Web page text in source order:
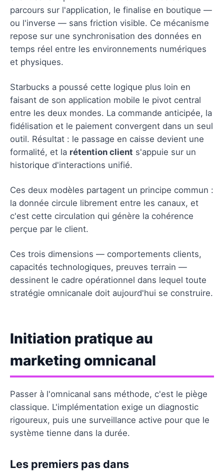
parcours sur l'application, le finalise en boutique —
ou l'inverse — sans friction visible. Ce mécanisme
repose sur une synchronisation des données en
temps réel entre les environnements numériques
et physiques.
Starbucks a poussé cette logique plus loin en
faisant de son application mobile le pivot central
entre les deux mondes. La commande anticipée, la
fidélisation et le paiement convergent dans un seul
outil. Résultat : le passage en caisse devient une
formalité, et la rétention client s'appuie sur un
historique d'interactions unifié.
Ces deux modèles partagent un principe commun :
la donnée circule librement entre les canaux, et
c'est cette circulation qui génère la cohérence
perçue par le client.
Ces trois dimensions — comportements clients,
capacités technologiques, preuves terrain —
dessinent le cadre opérationnel dans lequel toute
stratégie omnicanale doit aujourd'hui se construire.
Initiation pratique au
marketing omnicanal
Passer à l'omnicanal sans méthode, c'est le piège
classique. L'implémentation exige un diagnostic
rigoureux, puis une surveillance active pour que le
système tienne dans la durée.
Les premiers pas dans